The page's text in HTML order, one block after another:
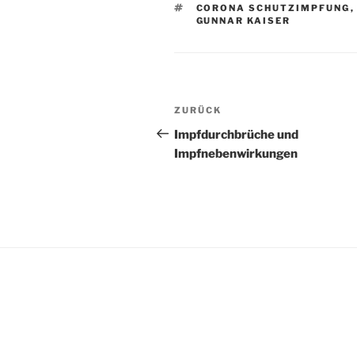
SCHLAGWÖRTER
CORONA SCHUTZIMPFUNG ,
GUNNAR KAISER
Beitragsnavigation
Vorheriger
Beitrag
ZURÜCK
Impfdurchbrüche und
Impfnebenwirkungen